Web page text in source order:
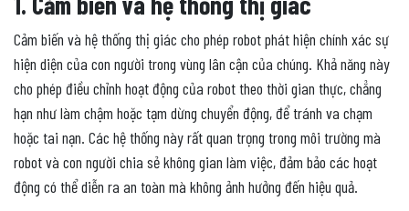
Cảm biến và hệ thống thị giác cho phép robot phát hiện chính xác sự
hiện diện của con người trong vùng lân cận của chúng. Khả năng này
cho phép điều chỉnh hoạt động của robot theo thời gian thực, chẳng
hạn như làm chậm hoặc tạm dừng chuyển động, để tránh va chạm
hoặc tai nạn. Các hệ thống này rất quan trọng trong môi trường mà
robot và con người chia sẻ không gian làm việc, đảm bảo các hoạt
động có thể diễn ra an toàn mà không ảnh hưởng đến hiệu quả.